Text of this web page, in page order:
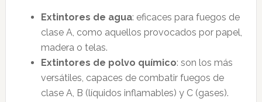
Extintores de agua: eficaces para fuegos de
clase A, como aquellos provocados por papel,
madera o telas.
Extintores de polvo químico: son los más
versátiles, capaces de combatir fuegos de
clase A, B (líquidos inflamables) y C (gases).